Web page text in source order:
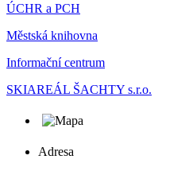
ÚCHR a PCH
Městská knihovna
Informační centrum
SKIAREÁL ŠACHTY s.r.o.
Adresa